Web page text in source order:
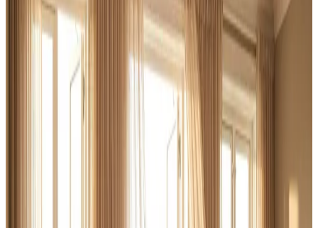
korrekt og leverer fuld måledokumentation.